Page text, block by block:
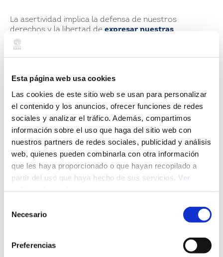
Esta página web usa cookies
Las cookies de este sitio web se usan para personalizar
el contenido y los anuncios, ofrecer funciones de redes
sociales y analizar el tráfico. Además, compartimos
información sobre el uso que haga del sitio web con
nuestros partners de redes sociales, publicidad y análisis
web, quienes pueden combinarla con otra información
que les haya proporcionado o que hayan recopilado a
partir del uso que haya hecho de sus servicios. Ver
Necesario
Preferencias
La asertividad implica la defensa de nuestros
derechos y la libertad de expresar nuestras
opiniones, gustos e intereses de una manera directa
y libre
hacia los demás.
Un buen manejo de emociones en el trabajo también
requiere poder expresarlas con asertividad. No se
trata de ser egoísta y de priorizar lo que uno siente
sobre lo que el resto de compañeros/as pueda sentir
o pensar. Al contrario, implica una postura sincera y
comprometida con el bienestar emocional personal,
para dejar claro qué te parece bien y qué no en el
entorno de trabajo.
Tip 5 Busca apoyo
cuando lo necesites
El apoyo es imprescindible también a nivel profesional.
gente de tu mismo trabajo, pero no es la única opción.